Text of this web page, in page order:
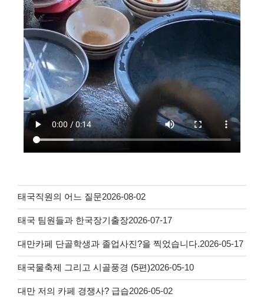
태국직원의 어느 질문2026-08-02
태국 팀원들과 한국장기출장2026-07-17
대만카페 단골학생과 졸업사진?을 찍었습니다.2026-05-17
태국물축제 그리고 시골풍경 (5편)2026-05-10
대만 저의 카페 경쟁사? 급습2026-05-02